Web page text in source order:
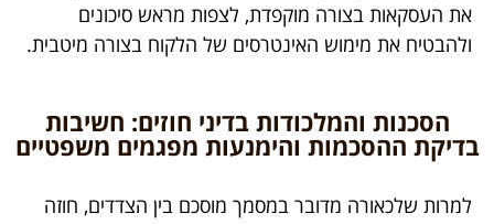
את העסקאות בצורה מוקפדת, לצפות מראש סיכונים
ולהבטיח את מימוש האינטרסים של הלקוח בצורה מיטבית.
הסכנות והמלכודות בדיני חוזים: חשיבות
בדיקת ההסכמות והימנעות מפגמים משפטיים
למרות שלכאורה מדובר במסמך מוסכם בין הצדדים, חוזה